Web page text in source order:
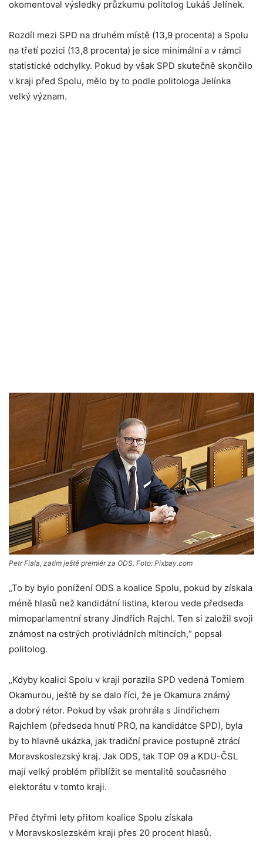
okomentoval výsledky průzkumu politolog Lukáš Jelínek.
Rozdíl mezi SPD na druhém místě (13,9 procenta) a Spolu
na třetí pozici (13,8 procenta) je sice minimální a v rámci
statistické odchylky. Pokud by však SPD skutečně skončilo
v kraji před Spolu, mělo by to podle politologa Jelínka
velký význam.
Petr Fiala, zatím ještě premiér za ODS. Foto: Pixbay.com
„To by bylo ponížení ODS a koalice Spolu, pokud by získala
méně hlasů než kandidátní listina, kterou vede předseda
mimoparlamentní strany Jindřich Rajchl. Ten si založil svoji
známost na ostrých protivládních mítincích,“ popsal
politolog.
„Kdyby koalici Spolu v kraji porazila SPD vedená Tomiem
Okamurou, ještě by se dalo říci, že je Okamura známý
a dobrý rétor. Pokud by však prohrála s Jindřichem
Rajchlem (předseda hnutí PRO, na kandidátce SPD), byla
by to hlavně ukázka, jak tradiční pravice postupně ztrácí
Moravskoslezský kraj. Jak ODS, tak TOP 09 a KDU-ČSL
mají velký problém přiblížit se mentalitě současného
elektorátu v tomto kraji.
Před čtyřmi lety přitom koalice Spolu získala
v Moravskoslezském kraji přes 20 procent hlasů.